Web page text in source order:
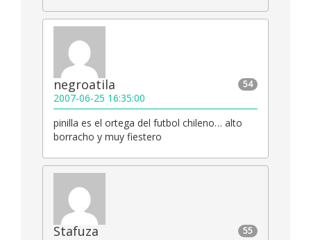
54
negroatila
2007-06-25 16:35:00
pinilla es el ortega del futbol chileno… alto
borracho y muy fiestero
55
Stafuza